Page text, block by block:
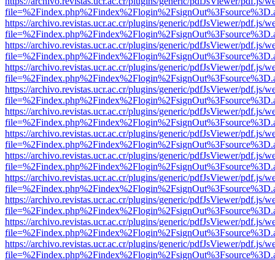
https://archivo.revistas.ucr.ac.cr/plugins/generic/pdfJsViewer/pdf.js/
https://archivo.revistas.ucr.ac.cr/plugins/generic/pdfJsViewer/pdf.js/
https://archivo.revistas.ucr.ac.cr/plugins/generic/pdfJsViewer/pdf.js/
https://archivo.revistas.ucr.ac.cr/plugins/generic/pdfJsViewer/pdf.js/
https://archivo.revistas.ucr.ac.cr/plugins/generic/pdfJsViewer/pdf.js/
https://archivo.revistas.ucr.ac.cr/plugins/generic/pdfJsViewer/pdf.js/
https://archivo.revistas.ucr.ac.cr/plugins/generic/pdfJsViewer/pdf.js/
https://archivo.revistas.ucr.ac.cr/plugins/generic/pdfJsViewer/pdf.js/
https://archivo.revistas.ucr.ac.cr/plugins/generic/pdfJsViewer/pdf.js/
https://archivo.revistas.ucr.ac.cr/plugins/generic/pdfJsViewer/pdf.js/
https://archivo.revistas.ucr.ac.cr/plugins/generic/pdfJsViewer/pdf.js/